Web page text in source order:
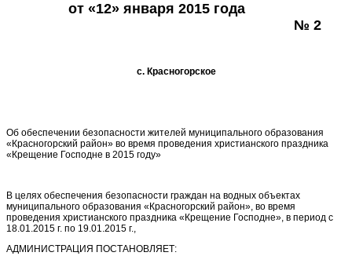
от «12» января 2015 года
№ 2
с. Красногорское
Об обеспечении безопасности жителей муниципального образования
«Красногорский район» во время проведения христианского праздника
«Крещение Господне в 2015 году»
В целях обеспечения безопасности граждан на водных объектах
муниципального образования «Красногорский район», во время
проведения христианского праздника «Крещение Господне», в период с
18.01.2015 г. по 19.01.2015 г.,
АДМИНИСТРАЦИЯ ПОСТАНОВЛЯЕТ: